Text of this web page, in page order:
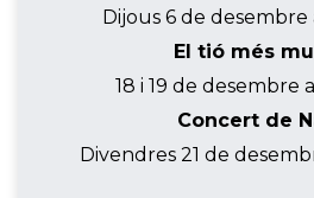
Dijous 6 de desembre
El tió més
18 i 19 de desembre
Concert de
Divendres 21 de